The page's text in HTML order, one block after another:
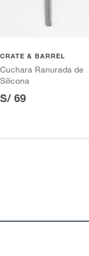
CRATE & BARREL
Cuchara Ranurada de
Silicona
S/ 69